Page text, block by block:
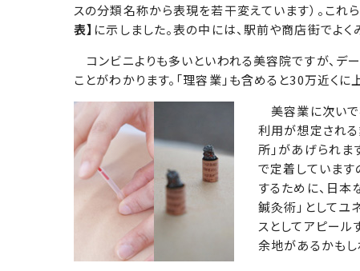
スの分類名称から表現を若干変えています）。これ
表】 に示しました。表の中には、駅前や商店街でよ
コンビニよりも多いといわれる美容院ですが、デ
ことがわかります。「理容業」も含めると30万近く
美容業に次いで
利用が想定される
所」があげられま
で定着していま
するために、日本
鍼灸術」として
スとしてアピール
余地があるかもし